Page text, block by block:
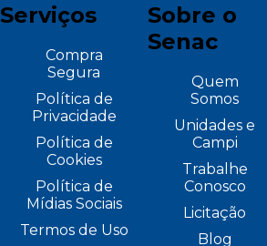
Serviços
Compra
Segura
Política de
Privacidade
Política de
Cookies
Política de
Mídias Sociais
Termos de Uso
Sobre o
Senac
Quem
Somos
Unidades e
Campi
Trabalhe
Conosco
Licitação
Blog